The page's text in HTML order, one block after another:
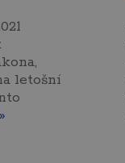
letošní